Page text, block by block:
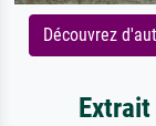
Découvrez